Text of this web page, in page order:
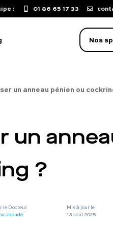
: 01 86 65 17 33
Nos
un anneau pénien ou
un
?
le Docteur
Jaoudé
Mis à jour le
13 août 2025